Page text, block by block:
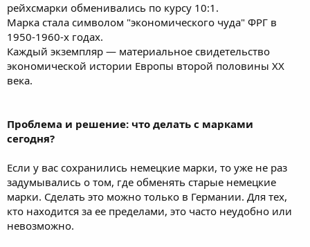
рейхсмарки обменивались по курсу 10:1.
Марка стала символом "экономического чуда" ФРГ в
1950-1960‑х годах.
Каждый экземпляр — материальное свидетельство
экономической истории Европы второй половины XX
века.
Проблема и решение: что делать с марками
сегодня?
Если у вас сохранились немецкие марки, то уже не раз
задумывались о том, где обменять старые немецкие
марки. Сделать это можно только в Германии. Для тех,
кто находится за ее пределами, это часто неудобно или
невозможно.